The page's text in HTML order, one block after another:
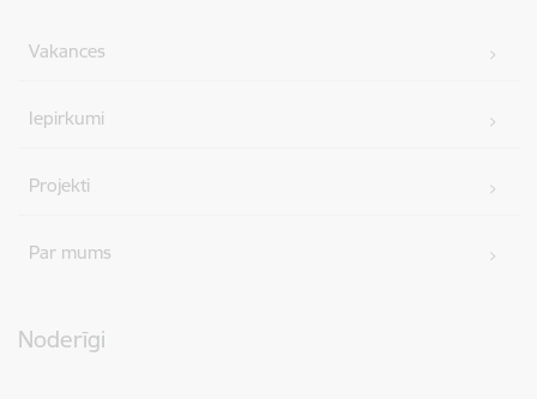
Vakances
Iepirkumi
Projekti
Par mums
Noderīgi